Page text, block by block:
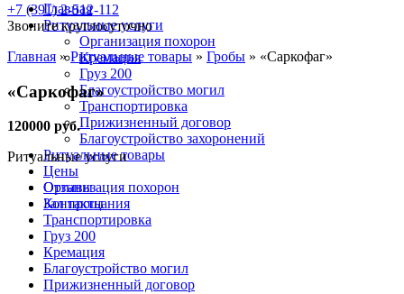
Главная
Ритуальные услуги
Организация похорон
Кремация
Груз 200
Благоустройство могил
Транспортировка
Прижизненный договор
Благоустройство захоронений
Ритуальные товары
Цены
Отзывы
Контакты
+7 (391) 2-512-112
Звоните круглосуточно
Главная »Ритуальные товары » Гробы » «Саркофаг»
«Саркофаг»
120000 руб.
Ритуальные услуги
Организация похорон
Зал прощания
Транспортировка
Груз 200
Кремация
Благоустройство могил
Прижизненный договор